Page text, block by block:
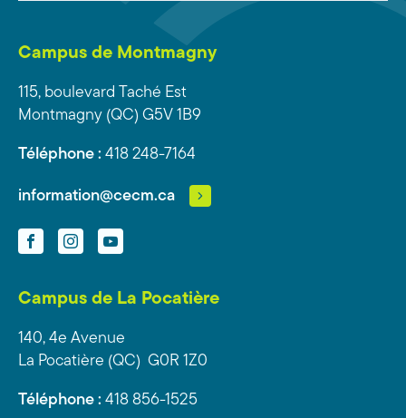
Campus de Montmagny
115, boulevard Taché Est
Montmagny (QC) G5V 1B9
Téléphone : 418 248-7164
information@cecm.ca
FacebookInstagramYouTube
Campus de La Pocatière
140, 4e Avenue
La Pocatière (QC) G0R 1Z0
Téléphone : 418 856-1525